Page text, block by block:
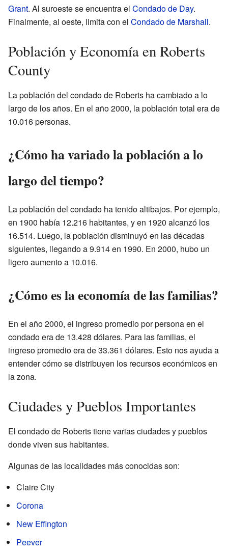
Grant. Al suroeste se encuentra el Condado de Day.
Finalmente, al oeste, limita con el Condado de Marshall.
Población y Economía en Roberts
County
La población del condado de Roberts ha cambiado a lo
largo de los años. En el año 2000, la población total era de
10.016 personas.
¿Cómo ha variado la población a lo
largo del tiempo?
La población del condado ha tenido altibajos. Por ejemplo,
en 1900 había 12.216 habitantes, y en 1920 alcanzó los
16.514. Luego, la población disminuyó en las décadas
siguientes, llegando a 9.914 en 1990. En 2000, hubo un
ligero aumento a 10.016.
¿Cómo es la economía de las familias?
En el año 2000, el ingreso promedio por persona en el
condado era de 13.428 dólares. Para las familias, el
ingreso promedio era de 33.361 dólares. Esto nos ayuda a
entender cómo se distribuyen los recursos económicos en
la zona.
Ciudades y Pueblos Importantes
El condado de Roberts tiene varias ciudades y pueblos
donde viven sus habitantes.
Algunas de las localidades más conocidas son:
Claire City
Corona
New Effington
Peever